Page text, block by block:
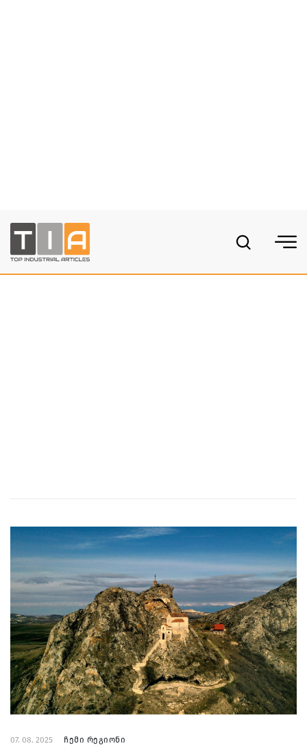
07. 08. 2025 ჩემი რეგიონი